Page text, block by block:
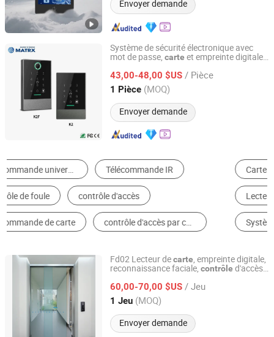
Envoyer demande
Système de sécurité électronique avec
mot de passe, carte et empreinte digitale
43,00-48,00 $US / Pièce
1 Pièce (MOQ)
Envoyer demande
MATRX TECHNOLOGY LIMITED
Guangdong, China Depuis 2022
Carte RFID Tourniquet
Lecteur de Carte de Contrôle d'Accès
Système de Reconnaissance de Visage
Fd02 Lecteur decarte , empreinte digitale,
reconnaissance faciale, contrôle d'accès,
60,00-70,00 $US / Jeu
1 Jeu (MOQ)
Envoyer demande
Turtech Intelligent Technology (Zhejiang) Co., Ltd
Zhejiang, China Depuis 2022